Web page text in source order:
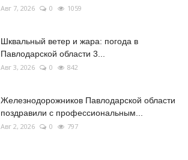
Авг 7, 2026 0 1059
Шквальный ветер и жара: погода в
Павлодарской области 3...
Авг 3, 2026 0 842
Железнодорожников Павлодарской области
поздравили с профессиональным...
Авг 2, 2026 0 797